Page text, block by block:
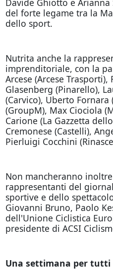
del forte legame tra la
dello sport.
Nutrita anche la
imprenditoriale, con la
Arcese (Arcese
Glasenberg (Pinarello),
(Carvico), Uberto Fornara
(GroupM), Max Ciociola
Carione (La Gazzetta
Cremonese (Castelli),
Pierluigi Cocchini
Non mancheranno
rappresentanti del
sportive e dello
Giovanni Bruno, Paolo
dell'Unione Ciclistica
presidente di ACSI
Una settimana per tutti